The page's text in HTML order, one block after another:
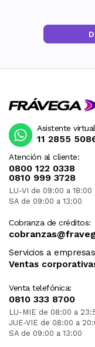
Atención al cliente:
0800 122 0338
0810 999 3728
LU-VI de 09:00 a 18:00
SA de 09:00 a 13:00
Cobranza de créditos:
Servicios a
Ventas
Venta telefónica:
0810 333 8700
LU-MIE de 08:00 a
JUE-VIE de 08:00 a
SA de 09:00 a 13:00
Asistente virtual
11 2855